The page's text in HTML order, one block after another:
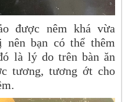
được nêm khá vừa
bạn có thể thêm
là lý do trên bàn ăn
tương, tương ớt cho